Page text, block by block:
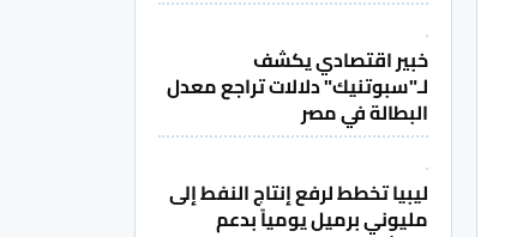
خبير اقتصادي يكشف
لـ"سبوتنيك" دلالات تراجع معدل
البطالة في مصر
ليبيا تخطط لرفع إنتاج النفط إلى
مليوني برميل يومياً بدعم